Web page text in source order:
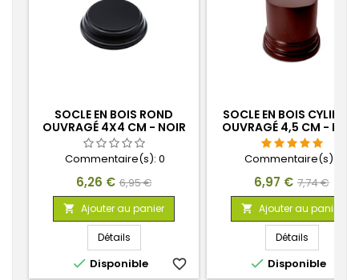
SOCLE EN BOIS ROND
OUVRAGÉ 4X4 CM - NOIR
Commentaire(s): 0
Prix
6,26 € Prix
de
base
6,95 €
 Ajouter au panier
Détails
 Disponible favorite_border
SOCLE EN BOIS
OUVRAGÉ 4,5 CM -
NOISETTE
Commentaire(s):
Prix
6,97 € Prix
de
base
7,74 €
 Ajouter au panier
Détails
 Disponible